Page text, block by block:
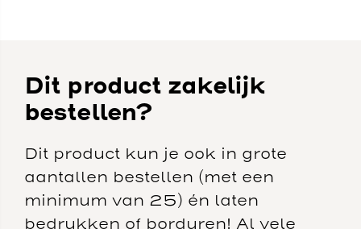
Dit product zakelijk
bestellen?
Dit product kun je ook in grote
aantallen bestellen (met een
minimum van 25) én laten
bedrukken of borduren! Al vele